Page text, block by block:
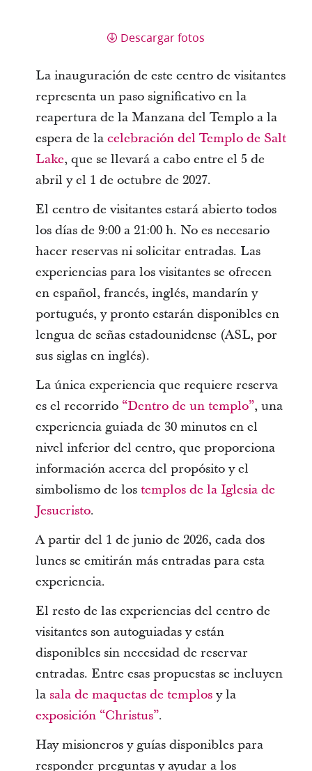
Descargar fotos
La inauguración de este centro de visitantes
representa un paso significativo en la
reapertura de la Manzana del Templo a la
espera de la celebración del Templo de Salt
Lake, que se llevará a cabo entre el 5 de
abril y el 1 de octubre de 2027.
El centro de visitantes estará abierto todos
los días de 9:00 a 21:00 h. No es necesario
hacer reservas ni solicitar entradas. Las
experiencias para los visitantes se ofrecen
en español, francés, inglés, mandarín y
portugués, y pronto estarán disponibles en
lengua de señas estadounidense (ASL, por
sus siglas en inglés).
La única experiencia que requiere reserva
es el recorrido “Dentro de un templo”, una
experiencia guiada de 30 minutos en el
nivel inferior del centro, que proporciona
información acerca del propósito y el
simbolismo de los templos de la Iglesia de
Jesucristo.
A partir del 1 de junio de 2026, cada dos
lunes se emitirán más entradas para esta
experiencia.
El resto de las experiencias del centro de
visitantes son autoguiadas y están
disponibles sin necesidad de reservar
entradas. Entre esas propuestas se incluyen
la sala de maquetas de templosy la
exposición “Christus”.
Hay misioneros y guías disponibles para
responder preguntas y ayudar a los